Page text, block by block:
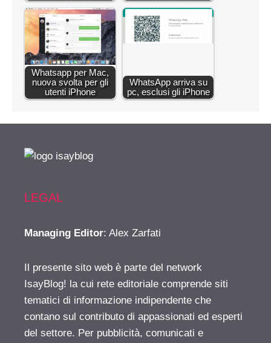
Whatsapp per Mac,
nuova svolta per gli
utenti iPhone
WhatsApp arriva su
pc, esclusi gli iPhone
LEGAL
Managing Editor: Alex Zarfati
Il presente sito web è parte del network
IsayBlog! la cui rete editoriale comprende siti
tematici di informazione indipendente che
contano sul contributo di appassionati ed esperti
del settore. Per pubblicità, comunicati e